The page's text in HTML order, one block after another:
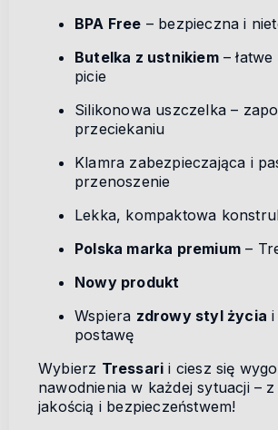
BPA Free – bezpieczna i
Butelka z ustnikiem– łatwe
picie
Silikonowa uszczelka –
przeciekaniu
Klamra zabezpieczająca i
przenoszenie
Lekka, kompaktowa
Polska marka premium –
Nowy produkt
Wspiera zdrowy styl życia i
postawę
Wybierz Tressari i ciesz się
nawodnienia w każdej sytuacji –
jakością i bezpieczeństwem!